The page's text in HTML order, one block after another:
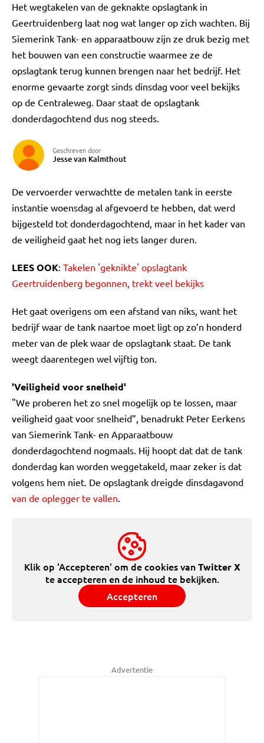
Het wegtakelen van de geknakte opslagtank in
Geertruidenberg laat nog wat langer op zich wachten. Bij
Siemerink Tank- en apparaatbouw zijn ze druk bezig met
het bouwen van een constructie waarmee ze de
opslagtank terug kunnen brengen naar het bedrijf. Het
enorme gevaarte zorgt sinds dinsdag voor veel bekijks
op de Centraleweg. Daar staat de opslagtank
donderdagochtend dus nog steeds.
Geschreven door
Jesse van Kalmthout
De vervoerder verwachtte de metalen tank in eerste
instantie woensdag al afgevoerd te hebben, dat werd
bijgesteld tot donderdagochtend, maar in het kader van
de veiligheid gaat het nog iets langer duren.
LEES OOK: Takelen 'geknikte' opslagtank
Geertruidenberg begonnen, trekt veel bekijks
Het gaat overigens om een afstand van niks, want het
bedrijf waar de tank naartoe moet ligt op zo’n honderd
meter van de plek waar de opslagtank staat. De tank
weegt daarentegen wel vijftig ton.
'Veiligheid voor snelheid'
"We proberen het zo snel mogelijk op te lossen, maar
veiligheid gaat voor snelheid”, benadrukt Peter Eerkens
van Siemerink Tank- en Apparaatbouw
donderdagochtend nogmaals. Hij hoopt dat dat de tank
donderdag kan worden weggetakeld, maar zeker is dat
volgens hem niet. De opslagtank dreigde dinsdagavond
van de oplegger te vallen.
Klik op 'Accepteren' om de cookies vanTwitter X
te accepteren en de inhoud te bekijken.
Accepteren
Advertentie